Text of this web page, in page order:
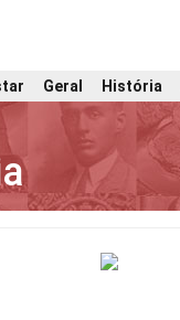
Geral História